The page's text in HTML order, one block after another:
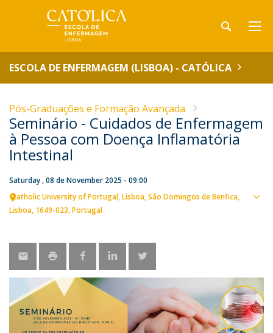
ESCOLA DE ENFERMAGEM (LISBOA) - CATÓLICA
Pós-Graduações e Formação Avançada
Seminário - Cuidados de Enfermagem
à Pessoa com Doença Inflamatória
Intestinal
Saturday , 08 de November 2025 - 09:00
Catholic University of Portugal Lisboa São Domingos de Benfica,
Lisboa 1649-023 Portugal